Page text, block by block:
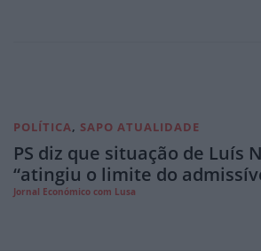
POLÍTICA, SAPO ATUALIDADE
PS diz que situação de Luís
“atingiu o limite do
Jornal Económico com Lusa